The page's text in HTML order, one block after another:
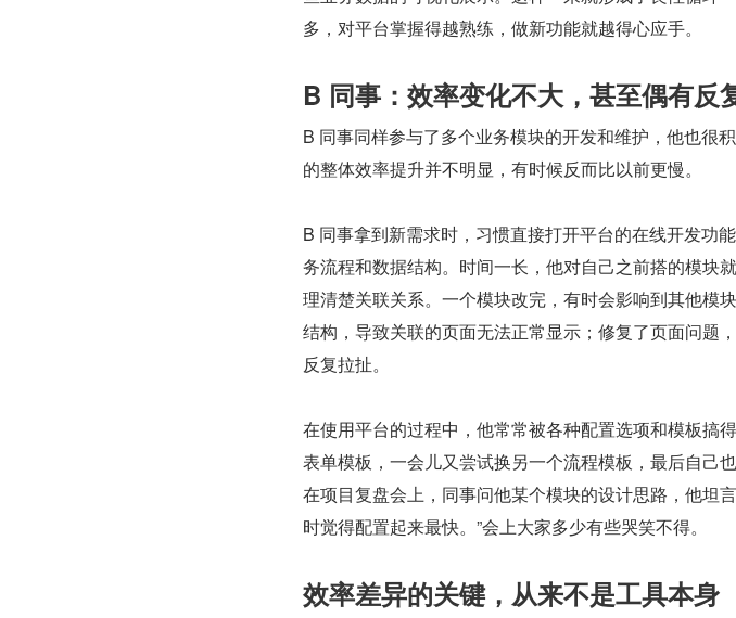
多，对平台掌握得越熟练，做新功能就越得心应手。
B 同事：效率变化不大，甚至偶有反
B 同事同样参与了多个业务模块的开发和维护，他也很
的整体效率提升并不明显，有时候反而比以前更慢。
B 同事拿到新需求时，习惯直接打开平台的在线开发功
务流程和数据结构。时间一长，他对自己之前搭的模块
理清楚关联关系。一个模块改完，有时会影响到其他
结构，导致关联的页面无法正常显示；修复了页面问题
反复拉扯。
在使用平台的过程中，他常常被各种配置选项和模板搞
表单模板，一会儿又尝试换另一个流程模板，最后自己
在项目复盘会上，同事问他某个模块的设计思路，他坦
时觉得配置起来最快。”会上大家多少有些哭笑不得。
效率差异的关键，从来不是工具本身